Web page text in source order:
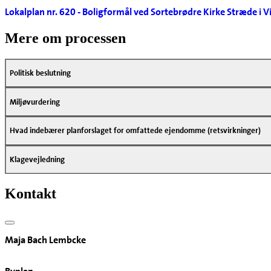
Lokalplan nr. 620 - Boligformål ved Sortebrødre Kirke Stræde i
Mere om processen
Politisk beslutning
Miljøvurdering
Hvad indebærer planforslaget for omfattede ejendomme (retsvirkninger)
Klagevejledning
Kontakt
Maja Bach Lembcke